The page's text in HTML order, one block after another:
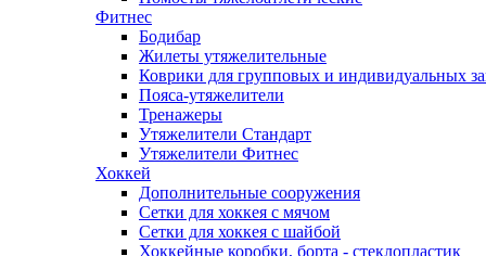
Фитнес
Бодибар
Жилеты утяжелительные
Коврики для групповых и индивидуальных
Пояса-утяжелители
Тренажеры
Утяжелители Стандарт
Утяжелители Фитнес
Хоккей
Дополнительные сооружения
Сетки для хоккея с мячом
Сетки для хоккея с шайбой
Хоккейные коробки, борта - стеклопластик